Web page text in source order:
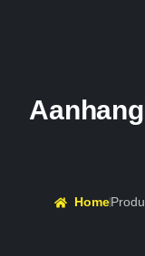
Home